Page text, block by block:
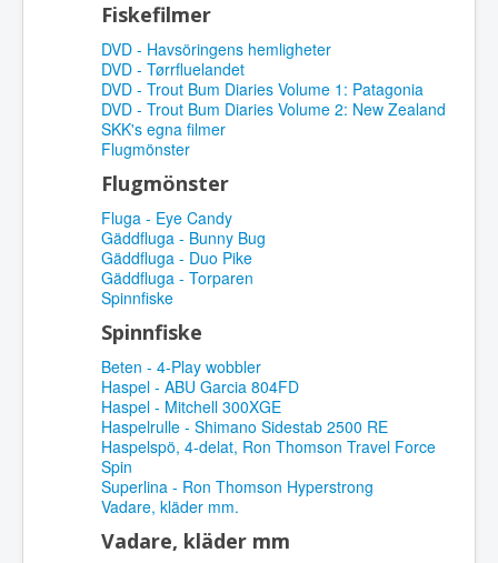
Fiskefilmer
DVD - Havsöringens hemligheter
DVD - Tørrfluelandet
DVD - Trout Bum Diaries Volume 1: Patagonia
DVD - Trout Bum Diaries Volume 2: New Zealand
SKK's egna filmer
Flugmönster
Flugmönster
Fluga - Eye Candy
Gäddfluga - Bunny Bug
Gäddfluga - Duo Pike
Gäddfluga - Torparen
Spinnfiske
Spinnfiske
Beten - 4-Play wobbler
Haspel - ABU Garcia 804FD
Haspel - Mitchell 300XGE
Haspelrulle - Shimano Sidestab 2500 RE
Haspelspö, 4-delat, Ron Thomson Travel Force
Spin
Superlina - Ron Thomson Hyperstrong
Vadare, kläder mm.
Vadare, kläder mm